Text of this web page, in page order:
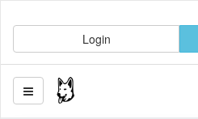
Login